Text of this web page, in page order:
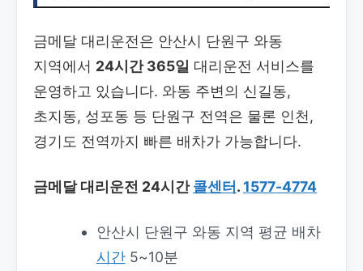
금메달 대리운전은 안산시 단원구 와동
지역에서 24시간 365일 대리운전 서비스를
운영하고 있습니다. 와동 주변의 신길동,
초지동, 성포동 등 단원구 전역은 물론 인천,
경기도 전역까지 빠른 배차가 가능합니다.
금메달 대리운전 24시간콜센터 .1577-4774
안산시 단원구 와동 지역 평균 배차
시간5~10분